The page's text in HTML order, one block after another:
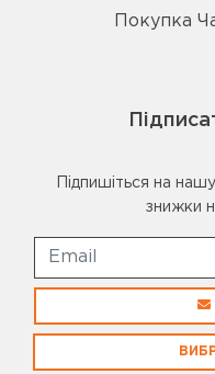
Покупка
Підпишіться на
знижки